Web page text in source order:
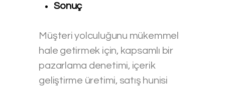
Sonuç
Müşteri yolculuğunu mükemmel
hale getirmek için, kapsamlı bir
pazarlama denetimi, içerik
geliştirme üretimi, satış hunisi